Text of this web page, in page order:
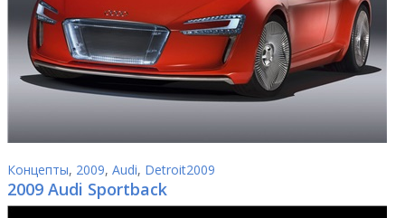
Концепты, 2009, Audi, Detroit2009
2009 Audi Sportback